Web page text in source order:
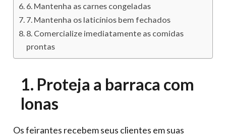
6. Mantenha as carnes congeladas
7. Mantenha os laticínios bem fechados
8. Comercialize imediatamente as comidas
prontas
1. Proteja a barraca com
lonas
Os feirantes recebem seus clientes em suas